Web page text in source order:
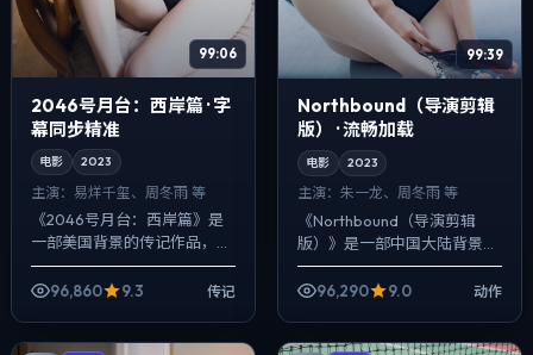
99:06
2046号月台：西岸篇 · 字
幕同步精准
电影 2023
主演： 易烊千玺、周冬雨 等
《2046号月台：西岸篇》是
一部美国背景的传记作品，
2023年公映，由朴赞郁执
导，易烊千玺、周冬雨、汤唯
96,860 9.3 传记
99:39
Northbound（导演剪辑
版） · 流畅加载
电影 2023
主演： 朱一龙、周冬雨 等
《Northbound（导演剪辑
版）》是一部中国大陆背景的
动作作品，2023年公映，由
杜琪峰执导，朱一龙、周冬
96,290 9.0 动作